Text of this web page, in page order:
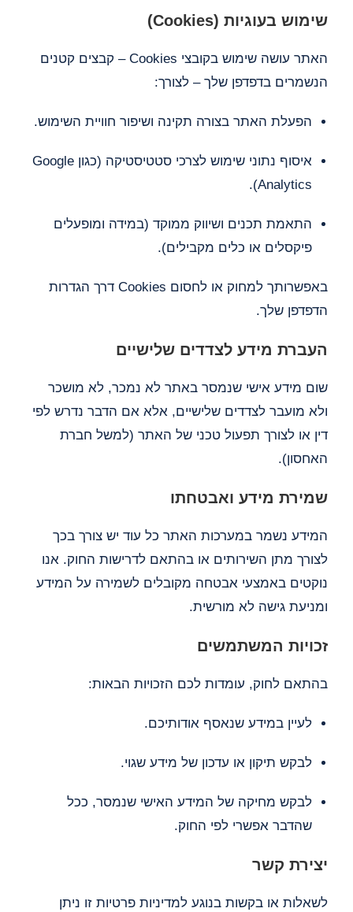
שימוש בעוגיות (Cookies)
האתר עושה שימוש בקובצי Cookies – קבצים קטנים
הנשמרים בדפדפן שלך – לצורך:
הפעלת האתר בצורה תקינה ושיפור חוויית השימוש.
איסוף נתוני שימוש לצרכי סטטיסטיקה (כגון Google
Analytics).
התאמת תכנים ושיווק ממוקד (במידה ומופעלים
פיקסלים או כלים מקבילים).
באפשרותך למחוק או לחסום Cookies דרך הגדרות
הדפדפן שלך.
העברת מידע לצדדים שלישיים
שום מידע אישי שנמסר באתר לא נמכר, לא מושכר
ולא מועבר לצדדים שלישיים, אלא אם הדבר נדרש לפי
דין או לצורך תפעול טכני של האתר (למשל חברת
האחסון).
שמירת מידע ואבטחתו
המידע נשמר במערכות האתר כל עוד יש צורך בכך
לצורך מתן השירותים או בהתאם לדרישות החוק. אנו
נוקטים באמצעי אבטחה מקובלים לשמירה על המידע
ומניעת גישה לא מורשית.
זכויות המשתמשים
בהתאם לחוק, עומדות לכם הזכויות הבאות:
לעיין במידע שנאסף אודותיכם.
לבקש תיקון או עדכון של מידע שגוי.
לבקש מחיקה של המידע האישי שנמסר, ככל
שהדבר אפשרי לפי החוק.
יצירת קשר
לשאלות או בקשות בנוגע למדיניות פרטיות זו ניתן